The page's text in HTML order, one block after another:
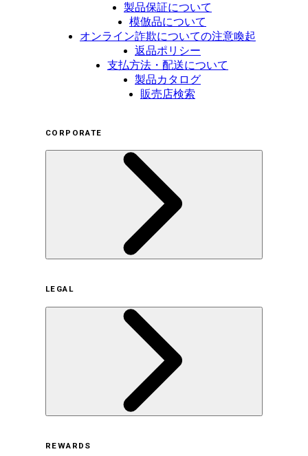
製品保証について
模倣品について
オンライン詐欺についての注意喚起
返品ポリシー
支払方法・配送について
製品カタログ
販売店検索
CORPORATE
サステナビリティの取り組み（日本）
サステナビリティの取り組み（米国/英語）
ヒストリー
採用情報
LEGAL
REWARDS